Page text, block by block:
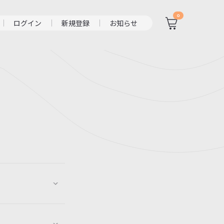
ログイン 新規登録 お知らせ
0